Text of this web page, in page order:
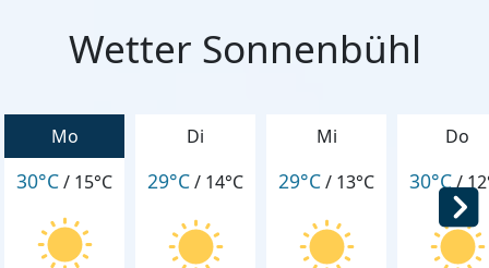
Wetter Sonnenbühl
Mo
30°C/ 15°C
Di
29°C/ 14°C
Mi
29°C/ 13°C
Do
30°C/